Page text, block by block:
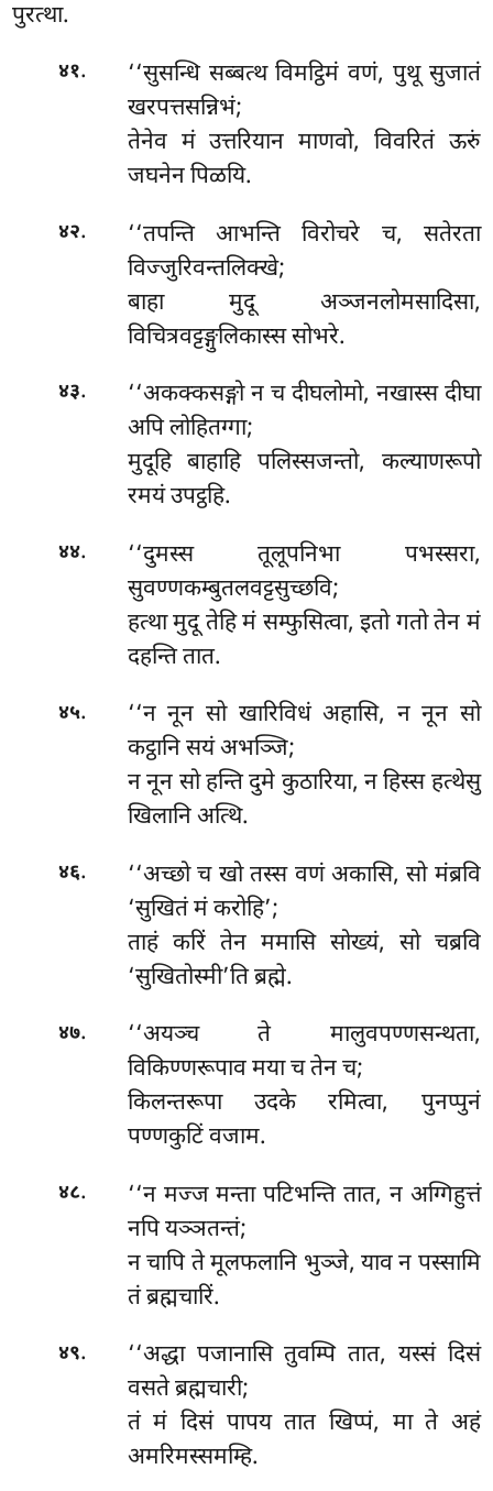
पुरत्था.
४१.
‘‘सुसन्धि सब्बत्थ विमट्ठिमं वणं, पुथू सुजातं
खरपत्तसन्निभं;
तेनेव मं उत्तरियान माणवो, विवरितं ऊरुं
जघनेन पिळयि.
४२.
‘‘तपन्ति आभन्ति विरोचरे च, सतेरता
विज्जुरिवन्तलिक्खे;
बाहा मुदू अञ्जनलोमसादिसा,
विचित्रवट्टङ्गुलिकास्स सोभरे.
४३.
‘‘अकक्कसङ्गो न च दीघलोमो, नखास्स दीघा
अपि लोहितग्गा;
मुदूहि बाहाहि पलिस्सजन्तो, कल्याणरूपो
रमयं उपट्ठहि.
४४.
‘‘दुमस्स तूलूपनिभा पभस्सरा,
सुवण्णकम्बुतलवट्टसुच्छवि;
हत्था मुदू तेहि मं सम्फुसित्वा, इतो गतो तेन मं
दहन्ति तात.
४५. ‘‘ननून सो खारिविधं अहासि, न नून सो
कट्ठानि सयं अभञ्जि;
न नून सो हन्ति दुमे कुठारिया, न हिस्स हत्थेसु
खिलानि अत्थि.
४६.
‘‘अच्छो च खो तस्स वणं अकासि, सो मंब्रवि
‘सुखितं मं करोहि’;
ताहं करिं तेन ममासि सोख्यं, सो चब्रवि
‘सुखितोस्मी’ति ब्रह्मे.
४७.
‘‘अयञ्च ते मालुवपण्णसन्थता,
विकिण्णरूपाव मया च तेन च;
किलन्तरूपा उदके रमित्वा, पुनप्पुनं
पण्णकुटिं वजाम.
४८.
‘‘न मज्ज मन्ता पटिभन्ति तात, न अग्गिहुत्तं
नपि यञ्ञतन्तं;
न चापि ते मूलफलानि भुञ्जे, याव न पस्सामि
तं ब्रह्मचारिं.
४९.
‘‘अद्धा पजानासि तुवम्पि तात, यस्सं दिसं
वसते ब्रह्मचारी;
तं मं दिसं पापय तात खिप्पं, मा ते अहं
अमरिमस्समम्हि.